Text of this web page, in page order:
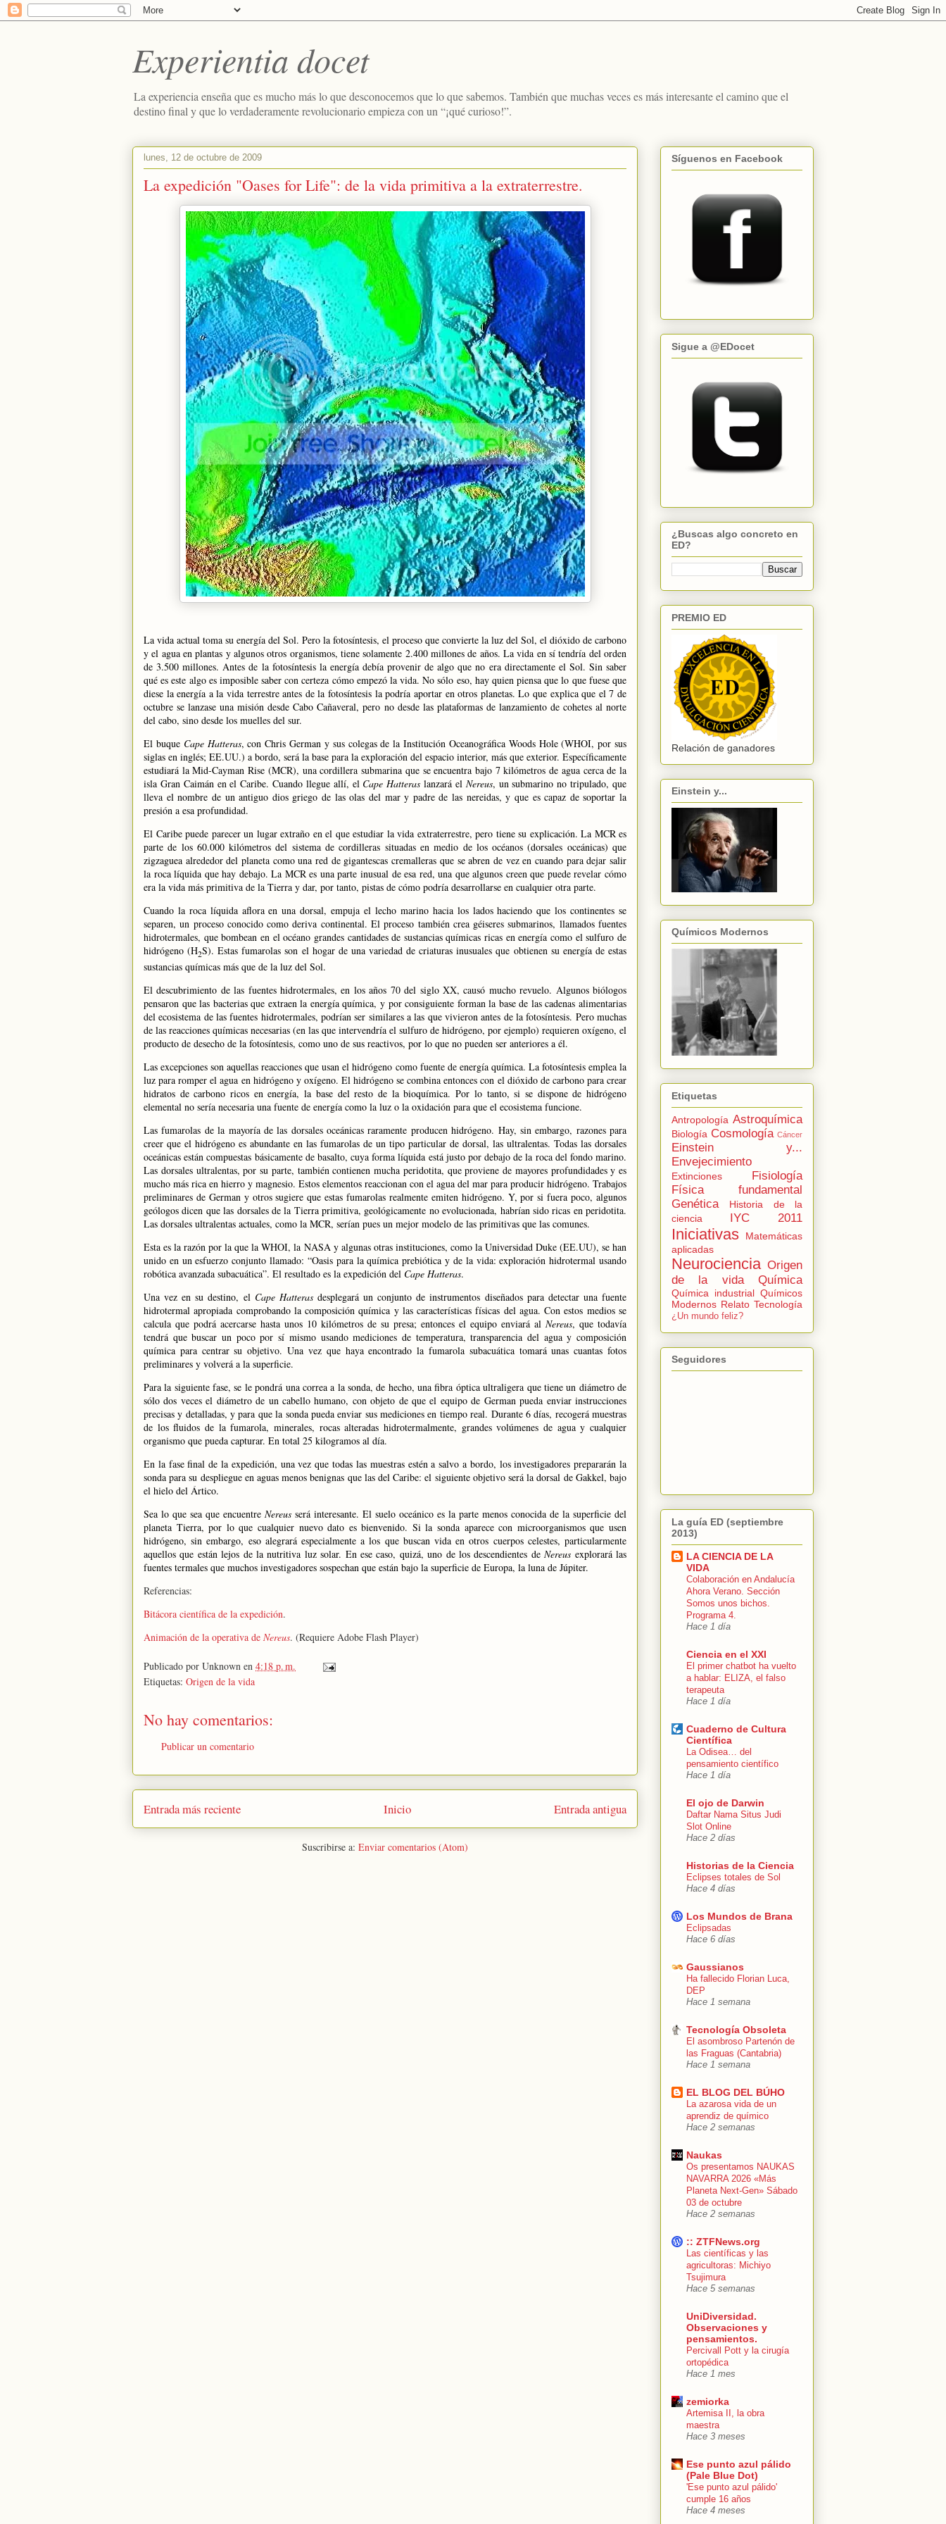
Experientia docet
La experiencia enseña que es mucho más lo que desconocemos que lo que sabemos. También que muchas veces es más interesante el camino que el
destino final y que lo verdaderamente revolucionario empieza con un “¡qué curioso!”.
lunes, 12 de octubre de 2009
La expedición "Oases for Life": de la vida primitiva a la extraterrestre.
La vida actual toma su energía del Sol. Pero la fotosíntesis, el proceso que convierte la luz del Sol, el dióxido de carbono
y el agua en plantas y algunos otros organismos, tiene solamente 2.400 millones de años. La vida en sí tendría del orden
de 3.500 millones. Antes de la fotosíntesis la energía debía provenir de algo que no era directamente el Sol. Sin saber
qué es este algo es imposible saber con certeza cómo empezó la vida. No sólo eso, hay quien piensa que lo que fuese que
diese la energía a la vida terrestre antes de la fotosíntesis la podría aportar en otros planetas. Lo que explica que el 7 de
octubre se lanzase una misión desde Cabo Cañaveral, pero no desde las plataformas de lanzamiento de cohetes al norte
del cabo, sino desde los muelles del sur.
El buque Cape Hatteras, con Chris German y sus colegas dela Institución OceanográficaWoods Hole (WHOI, por sus
siglas en inglés; EE.UU.) a bordo, será la base para la exploración del espacio interior, más que exterior. Específicamente
estudiará la Mid-Cayman Rise (MCR), una cordillera submarina que se encuentra bajo 7 kilómetros de agua cerca de la
isla Gran Caimán en el Caribe. Cuando llegue allí, el Cape Hatteras lanzará el Nereus, un submarino no tripulado, que
lleva el nombre de un antiguo dios griego de las olas del mar y padre de las nereidas, y que es capaz de soportar la
presión a esa profundidad.
El Caribe puede parecer un lugar extraño en el que estudiar la vida extraterrestre, pero tiene su explicación. La MCRes
parte de los 60.000 kilómetros del sistema de cordilleras situadas en medio de los océanos (dorsales oceánicas) que
zigzaguea alrededor del planeta como una red de gigantescas cremalleras que se abren de vez en cuando para dejar salir
la roca líquida que hay debajo.La MCRes una parte inusual de esa red, una que algunos creen que puede revelar cómo
era la vida más primitiva de la Tierra y dar, por tanto, pistas de cómo podría desarrollarse en cualquier otra parte.
Cuando la roca líquida aflora en una dorsal, empuja el lecho marino hacia los lados haciendo que los continentes se
separen, un proceso conocido como deriva continental. El proceso también crea géiseres submarinos, llamados fuentes
hidrotermales, que bombean en el océano grandes cantidades de sustancias químicas ricas en energía como el sulfuro de
hidrógeno (H2S). Estas fumarolas son el hogar de una variedad de criaturas inusuales que obtienen su energía de estas
sustancias químicas más que de la luz del Sol.
El descubrimiento de las fuentes hidrotermales, en los años 70 del siglo XX, causó mucho revuelo. Algunos biólogos
pensaron que las bacterias que extraen la energía química, y por consiguiente forman la base de las cadenas alimentarias
del ecosistema de las fuentes hidrotermales, podrían ser similares a las que vivieron antes de la fotosíntesis. Pero muchas
de las reacciones químicas necesarias (en las que intervendría el sulfuro de hidrógeno, por ejemplo) requieren oxígeno, el
producto de desecho de la fotosíntesis, como uno de sus reactivos, por lo que no pueden ser anteriores a él.
Las excepciones son aquellas reacciones que usan el hidrógeno como fuente de energía química. La fotosíntesis emplea la
luz para romper el agua en hidrógeno y oxígeno. El hidrógeno se combina entonces con el dióxido de carbono para crear
hidratos de carbono ricos en energía, la base del resto de la bioquímica. Por lo tanto, si se dispone de hidrógeno
elemental no sería necesaria una fuente de energía como la luz o la oxidación para que el ecosistema funcione.
Las fumarolas de la mayoría de las dorsales oceánicas raramente producen hidrógeno. Hay, sin embargo, razones para
creer que el hidrógeno es abundante en las fumarolas de un tipo particular de dorsal, las ultralentas. Todas las dorsales
oceánicas están compuestas básicamente de basalto, cuya forma líquida está justo por debajo de la roca del fondo marino.
Las dorsales ultralentas, por su parte, también contienen mucha peridotita, que proviene de mayores profundidades y es
mucho más rica en hierro y magnesio. Estos elementos reaccionan con el agua del mar para producir hidrógeno. Trabajos
preliminares de German y otros sugiere que estas fumarolas realmente emiten hidrógeno. Y, por si fuera poco, algunos
geólogos dicen que las dorsales dela Tierraprimitiva, geológicamente no evolucionada, habrían sido ricas en peridotita.
Las dorsales ultralentas actuales, como la MCR, serían pues un mejor modelo de las primitivas que las comunes.
Esta es la razón por la quela WHOI,la NASA y algunas otras instituciones, como la Universidad Duke(EE.UU), se han
unido en un esfuerzo conjunto llamado: “Oasis para la química prebiótica y de la vida: exploración hidrotermal usando
robótica avanzada subacuática”. El resultado es la expedición del Cape Hatteras.
Una vez en su destino, el Cape Hatterasdesplegará un conjunto de instrumentos diseñados para detectar una fuente
hidrotermal apropiada comprobando la composición química y las características físicas del agua. Con estos medios se
calcula que podrá acercarse hasta unos 10 kilómetros de su presa; entonces el equipo enviará al Nereus, que todavía
tendrá que buscar un poco por sí mismo usando mediciones de temperatura, transparencia del agua y composición
química para centrar su objetivo. Una vez que haya encontrado la fumarola subacuática tomará unas cuantas fotos
preliminares y volverá a la superficie.
Para la siguiente fase, se le pondrá una correa a la sonda, de hecho, una fibra óptica ultraligera que tiene un diámetro de
sólo dos veces el diámetro de un cabello humano, con objeto de que el equipo de German pueda enviar instrucciones
precisas y detalladas, y para que la sonda pueda enviar sus mediciones en tiempo real. Durante 6 días, recogerá muestras
de los fluidos de la fumarola, minerales, rocas alteradas hidrotermalmente, grandes volúmenes de agua y cualquier
organismo que pueda capturar. En total 25 kilogramos al día.
En la fase final de la expedición, una vez que todas las muestras estén a salvo a bordo, los investigadores prepararán la
sonda para su despliegue en aguas menos benignas que las del Caribe: el siguiente objetivo será la dorsal de Gakkel, bajo
el hielo del Ártico.
Sea lo que sea que encuentre Nereus será interesante. El suelo oceánico es la parte menos conocida de la superficie del
planeta Tierra, por lo que cualquier nuevo dato es bienvenido. Si la sonda aparece con microorganismos que usen
hidrógeno, sin embargo, eso alegrará especialmente a los que buscan vida en otros cuerpos celestes, particularmente
aquellos que están lejos de la nutritiva luz solar. En ese caso, quizá, uno de los descendientes deNereus explorará las
fuentes termales que muchos investigadores sospechan que están bajo la superficie de Europa, la luna de Júpiter.
Referencias:
Bitácora científica de la expedición.
Animación de la operativa de Nereus. (Requiere Adobe Flash Player)
Publicado por Unknown en 4:18 p. m.
Etiquetas: Origen de la vida
No hay comentarios:
Publicar un comentario
Entrada más reciente Entrada antigua
Inicio
Suscribirse a: Enviar comentarios (Atom)
Síguenos en Facebook
Sigue a @EDocet
¿Buscas algo concreto en
ED?
PREMIO ED
Relación de ganadores
Einstein y...
Químicos Modernos
Etiquetas
Antropología Astroquímica
Biología Cosmología Cáncer
Einstein y...
Envejecimiento
Extinciones
Fisiología
Física fundamental
Genética
Historia de la
ciencia
IYC 2011
Iniciativas
Matemáticas
aplicadas
Neurociencia Origen
de la vida
Química
Química industrial Químicos
Modernos Relato Tecnología
¿Un mundo feliz?
Seguidores
La guía ED (septiembre
2013)
LA CIENCIA DE LA
VIDA
Colaboración en Andalucía
Ahora Verano. Sección
Somos unos bichos.
Programa 4.
Hace 1 día
Ciencia en el XXI
El primer chatbot ha vuelto
a hablar: ELIZA, el falso
terapeuta
Hace 1 día
Cuaderno de Cultura
Científica
La Odisea… del
pensamiento científico
Hace 1 día
El ojo de Darwin
Daftar Nama Situs Judi
Slot Online
Hace 2 días
Historias de la Ciencia
Eclipses totales de Sol
Hace 4 días
Los Mundos de Brana
Eclipsadas
Hace 6 días
Gaussianos
Ha fallecido Florian Luca,
DEP
Hace 1 semana
Tecnología Obsoleta
El asombroso Partenón de
las Fraguas (Cantabria)
Hace 1 semana
EL BLOG DEL BÚHO
La azarosa vida de un
aprendiz de químico
Hace 2 semanas
Naukas
Os presentamos NAUKAS
NAVARRA 2026 «Más
Planeta Next-Gen» Sábado
03 de octubre
Hace 2 semanas
:: ZTFNews.org
Las científicas y las
agricultoras: Michiyo
Tsujimura
Hace 5 semanas
UniDiversidad.
Observaciones y
pensamientos.
Percivall Pott y la cirugía
ortopédica
Hace 1 mes
zemiorka
Artemisa II, la obra
maestra
Hace 3 meses
Ese punto azul pálido
(Pale Blue Dot)
'Ese punto azul pálido'
cumple 16 años
Hace 4 meses